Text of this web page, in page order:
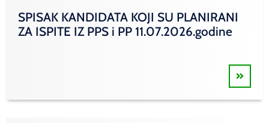
SPISAK KANDIDATA KOJI SU PLANIRANI
ZA ISPITE IZ PPS i PP 11.07.2026.godine